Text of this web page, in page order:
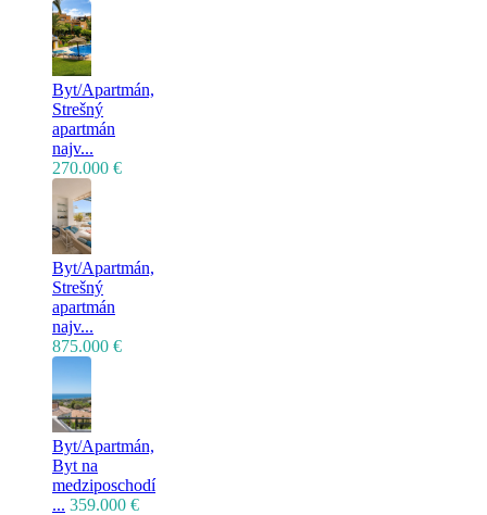
Byt/Apartmán,
Strešný
apartmán
najv...
270.000 €
Byt/Apartmán,
Strešný
apartmán
najv...
875.000 €
Byt/Apartmán,
Byt na
medziposchodí
... 359.000 €